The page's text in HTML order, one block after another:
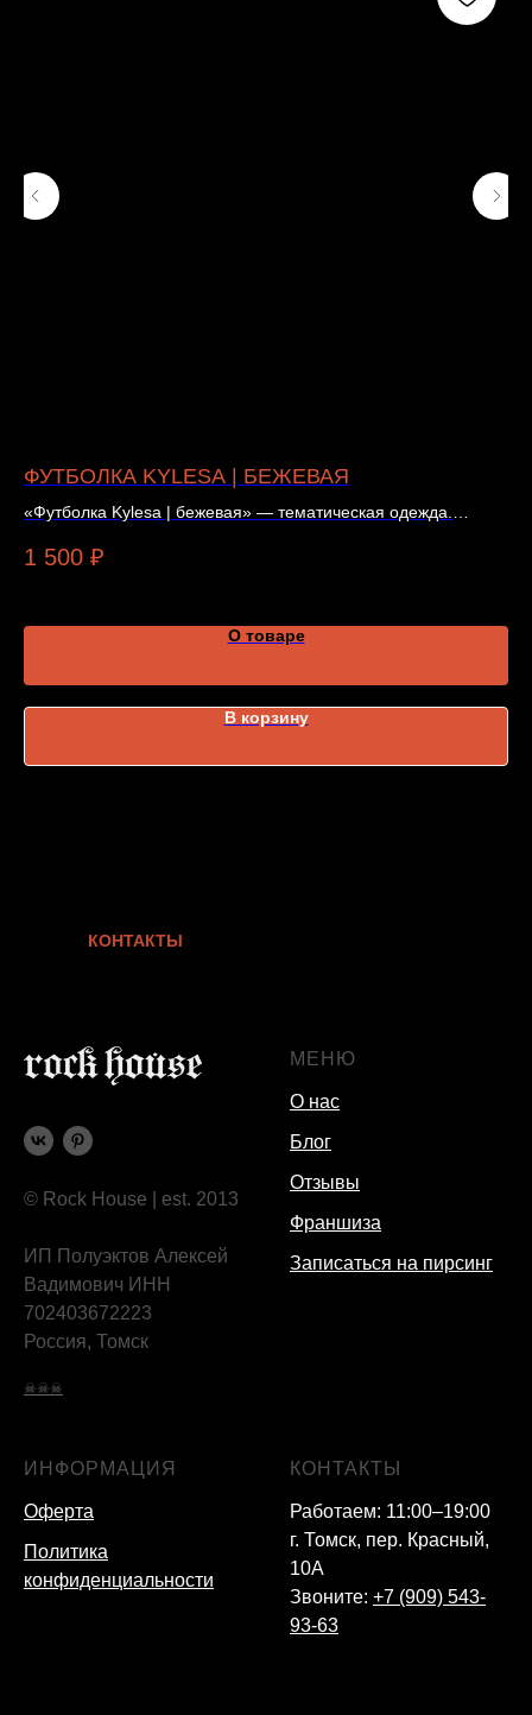
ФУТБОЛКА KYLESA | БЕЖЕВАЯ
«Футболка Kylesa | бежевая» — тематическая одежда.
1 500 ₽
О товаре
В корзину
КОНТАКТЫ
© Rock House | est. 2013
ИП Полуэктов Алексей
Вадимович ИНН
702403672223
Россия, Томск
☠☠☠
МЕНЮ
О нас
Блог
Отзывы
Франшиза
Записаться на пирсинг
ИНФОРМАЦИЯ
Оферта
Политика
конфиденциальности
КОНТАКТЫ
Работаем: 11:00–19:00
г. Томск, пер. Красный,
10А
Звоните: +7 (909) 543-
93-63